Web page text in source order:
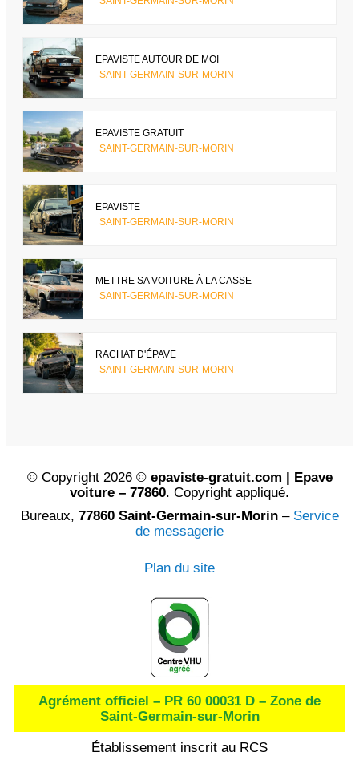
EPAVISTE AUTOUR DE MOI
SAINT-GERMAIN-SUR-MORIN
EPAVISTE GRATUIT
SAINT-GERMAIN-SUR-MORIN
EPAVISTE
SAINT-GERMAIN-SUR-MORIN
METTRE SA VOITURE À LA CASSE
SAINT-GERMAIN-SUR-MORIN
RACHAT D'ÉPAVE
SAINT-GERMAIN-SUR-MORIN
© Copyright 2026 © epaviste-gratuit.com | Epave
voiture – 77860. Copyright appliqué.
Bureaux, 77860 Saint-Germain-sur-Morin– Service
de messagerie
Plan du site
Agrément officiel – PR 60 00031 D – Zone de
Saint-Germain-sur-Morin
Établissement inscrit au RCS